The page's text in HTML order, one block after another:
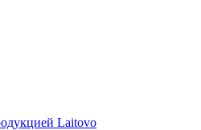
Laitovo